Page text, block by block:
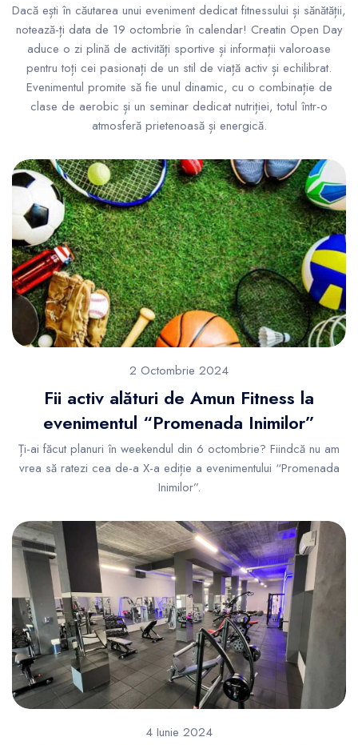
Dacă ești în căutarea unui eveniment dedicat fitnessului și sănătății,
notează-ți data de 19 octombrie în calendar! Creatin Open Day
aduce o zi plină de activități sportive și informații valoroase
pentru toți cei pasionați de un stil de viață activ și echilibrat.
Evenimentul promite să fie unul dinamic, cu o combinație de
clase de aerobic și un seminar dedicat nutriției, totul într-o
atmosferă prietenoasă și energică.
2 Octombrie 2024
Fii activ alături de Amun Fitness la
evenimentul “Promenada Inimilor”
Ți-ai făcut planuri în weekendul din 6 octombrie? Fiindcă nu am
vrea să ratezi cea de-a X-a ediție a evenimentului “Promenada
Inimilor”.
4 Iunie 2024